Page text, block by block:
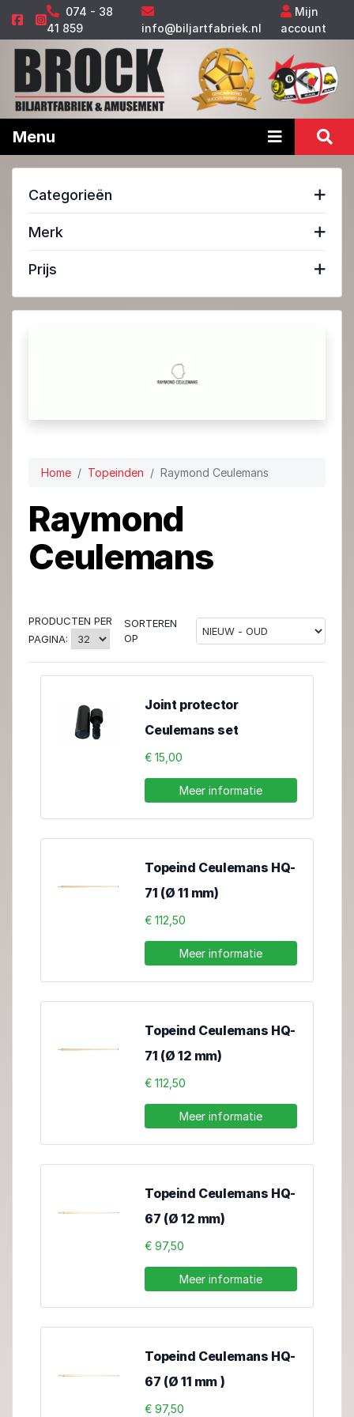
074 - 38
41 859
info@biljartfabriek.nl
Mijn
account
Menu
Categorieën
Merk
Prijs
Home Topeinden Raymond Ceulemans
Raymond
Ceulemans
PRODUCTEN PER
PAGINA:
SORTEREN
OP
Joint protector
Ceulemans set
€ 15,00
Meer informatie
Topeind Ceulemans HQ-
71 (Ø 11 mm)
€ 112,50
Meer informatie
Topeind Ceulemans HQ-
71 (Ø 12 mm)
€ 112,50
Meer informatie
Topeind Ceulemans HQ-
67 (Ø 12 mm)
€ 97,50
Meer informatie
Topeind Ceulemans HQ-
67 (Ø 11 mm )
€ 97,50